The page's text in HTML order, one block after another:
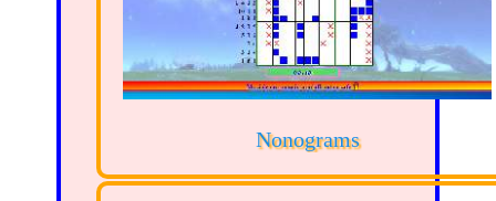
Nonograms